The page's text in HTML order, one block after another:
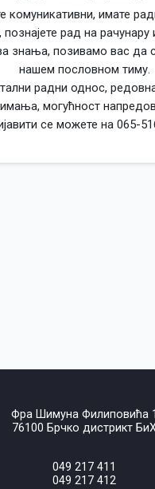
комуникативни, имате
познајете рад на
знања, позивамо вас да
нашем пословном тиму.
радни однос,
могућност
се можете на 065-
Фра Шимуна Филиповића 1
76100 Брчко дистрикт
049 217 411
049 217 412